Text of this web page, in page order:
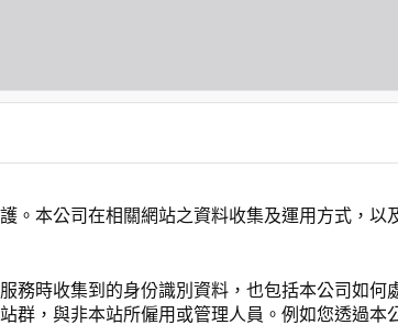
。本公司在相關網站之資料收集及運用方式，以
務時收集到的身份識別資料，也包括本公司如
群，與非本站所僱用或管理人員。例如您透過